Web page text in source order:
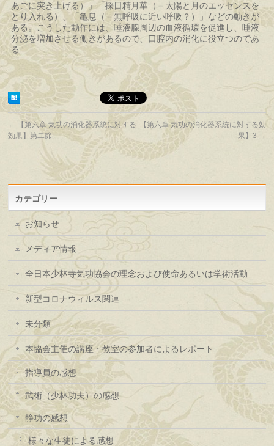
あごに突き上げる）」「採日精月華（＝太陽と月のエッセンスを
とり入れる）、「亀息（＝無呼吸に近い呼吸？）」などの動きが
ある。こうした動作には、唾液腺周辺の血液循環を促進し、唾液
分泌を増加させる働きがあるので、口腔内の消化に役立つのであ
る
←
【第六章 気功の消化器系統に対する
効果】第二節
【第六章 気功の消化器系統に対する効
果】3 →
カテゴリー
お知らせ
メディア情報
全日本少林寺気功協会の理念および使命あるいは学術活動
新型コロナウィルス関連
未分類
本協会主催の講座・教室の参加者によるレポート
指導員の感想
武術（少林功夫）の感想
静功の感想
様々な生徒による感想